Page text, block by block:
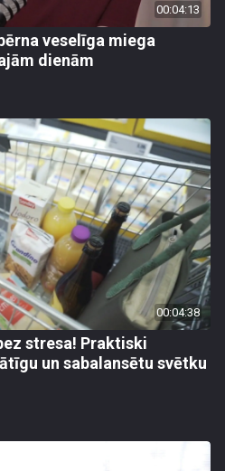
00:04:13
veselīga miega
dienām
00:04:38
stresa! Praktiski
un sabalansētu svētku